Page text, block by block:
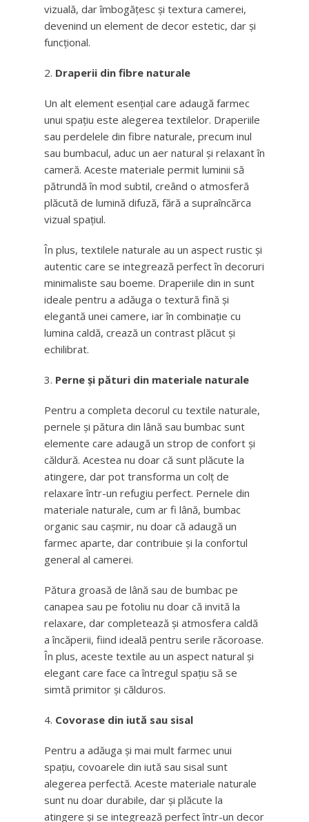
vizuală, dar îmbogățesc și textura camerei,
devenind un element de decor estetic, dar și
funcțional.
Draperii din fibre naturale
Un alt element esențial care adaugă farmec
unui spațiu este alegerea textilelor. Draperiile
sau perdelele din fibre naturale, precum inul
sau bumbacul, aduc un aer natural și relaxant în
cameră. Aceste materiale permit luminii să
pătrundă în mod subtil, creând o atmosferă
plăcută de lumină difuză, fără a supraîncărca
vizual spațiul.
În plus, textilele naturale au un aspect rustic și
autentic care se integrează perfect în decoruri
minimaliste sau boeme. Draperiile din in sunt
ideale pentru a adăuga o textură fină și
elegantă unei camere, iar în combinație cu
lumina caldă, crează un contrast plăcut și
echilibrat.
Perne și pături din materiale naturale
Pentru a completa decorul cu textile naturale,
pernele și pătura din lână sau bumbac sunt
elemente care adaugă un strop de confort și
căldură. Acestea nu doar că sunt plăcute la
atingere, dar pot transforma un colț de
relaxare într-un refugiu perfect. Pernele din
materiale naturale, cum ar fi lână, bumbac
organic sau cașmir, nu doar că adaugă un
farmec aparte, dar contribuie și la confortul
general al camerei.
Pătura groasă de lână sau de bumbac pe
canapea sau pe fotoliu nu doar că invită la
relaxare, dar completează și atmosfera caldă
a încăperii, fiind ideală pentru serile răcoroase.
În plus, aceste textile au un aspect natural și
elegant care face ca întregul spațiu să se
simtă primitor și călduros.
Covorase din iută sau sisal
Pentru a adăuga și mai mult farmec unui
spațiu, covoarele din iută sau sisal sunt
alegerea perfectă. Aceste materiale naturale
sunt nu doar durabile, dar și plăcute la
atingere și se integrează perfect într-un decor